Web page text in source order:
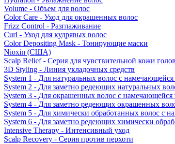
Volume - Объем для волос
Color Care - Уход для окрашенных волос
Frizz Control - Разглаживание
Curl - Уход для кудрявых волос
Color Depositing Mask - Тонирующие маски
Nioxin (США)
Scalp Relief - Серия для чувствительной кожи
3D Styling - Линия укладочных средств
System 1 - Для натуральных волос с
System 2 - Для заметно редеющих натуральных
System 3 - Для окрашенных волос с
System 4 - Для заметно редеющих окрашенных
System 5 - Для химически обработанных волос с
System 6 - Для заметно редеющих химически
Intensive Therapy - Интенсивный уход
Scalp Recovery - Серия против перхоти